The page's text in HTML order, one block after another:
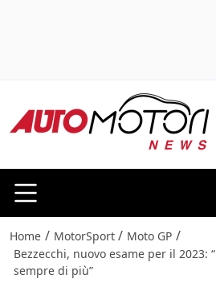
Home / MotorSport / Moto GP /
Bezzecchi, nuovo esame per il 2023:
sempre di più”